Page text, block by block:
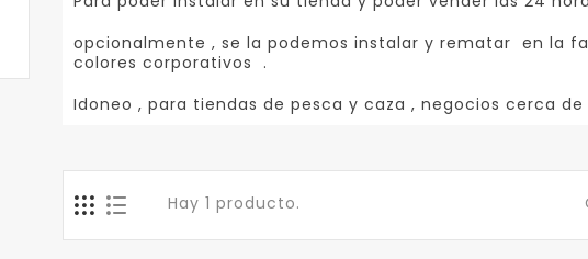
opcionalmente , se la podemos instalar y rematar en la
colores corporativos .
Idoneo , para tiendas de pesca y caza , negocios cerca
Hay 1 producto.